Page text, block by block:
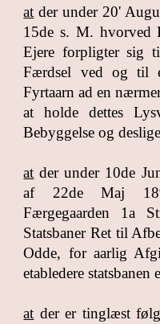
at der under 20'
15de s. M. hvorved
Ejere forpligter sig
Færdsel ved og til
Fyrtaarn ad en
at holde dettes
Bebyggelse og deslige
at der under 10de
af 22de Maj
Færgegaarden 1a
Statsbaner Ret til
Odde, for aarlig
etabledere statsbanen
at der er tinglæst